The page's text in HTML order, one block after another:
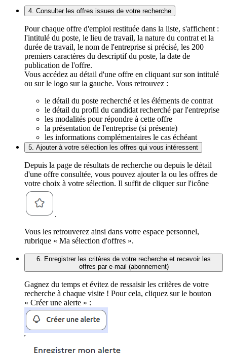
4. Consulter les offres issues de votre recherche
Pour chaque offre d'emploi restituée dans la liste, s'affichent :
l'intitulé du poste, le lieu de travail, la nature du contrat et la
durée de travail, le nom de l'entreprise si précisé, les 200
premiers caractères du descriptif du poste, la date de
publication de l'offre.
Vous accédez au détail d'une offre en cliquant sur son intitulé
ou sur le logo sur la gauche. Vous retrouvez :
le détail du poste recherché et les éléments de contrat
le détail du profil du candidat recherché par l'entreprise
les modalités pour répondre à cette offre
la présentation de l'entreprise (si présente)
les informations complémentaires le cas échéant
5. Ajouter à votre sélection les offres qui vous intéressent
Depuis la page de résultats de recherche ou depuis le détail
d'une offre consultée, vous pouvez ajouter la ou les offres de
votre choix à votre sélection. Il suffit de cliquer sur l'icône
.
Vous les retrouverez ainsi dans votre espace personnel,
rubrique « Ma sélection d'offres ».
6. Enregistrer les critères de votre recherche et recevoir les
offres par e-mail (abonnement)
Gagnez du temps et évitez de ressaisir les critères de votre
recherche à chaque visite ! Pour cela, cliquez sur le bouton
« Créer une alerte » :